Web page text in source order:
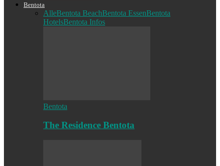
Bentota
AlleBentota BeachBentota EssenBentota
HotelsBentota Infos
Bentota
The Residence Bentota